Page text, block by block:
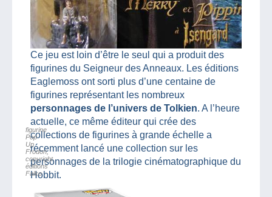
Ce jeu est loin d’être le seul qui a produit des
figurines du Seigneur des Anneaux. Les éditions
Eaglemoss ont sorti plus d’une centaine de
figurines représentant les nombreux
personnages de l’univers de Tolkien. A l’heure
actuelle, ce même éditeur qui crée des
collections de figurines à grande échelle a
récemment lancé une collection sur les
personnages de la trilogie cinématographique du
Hobbit.
figurine
Pop
Up
Frodon,
copyright
éditions
Falko